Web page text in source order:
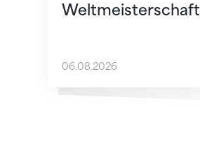
Weltmeisterschaft
06.08.2026